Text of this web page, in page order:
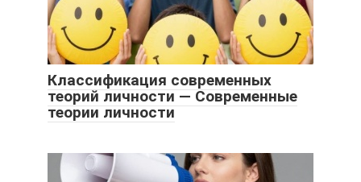
Классификация современных
теорий личности — Современные
теории личности